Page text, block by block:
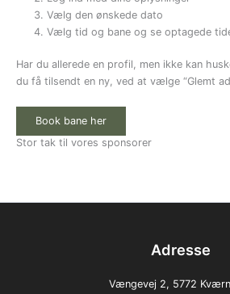
Vælg den ønskede dato
Vælg tid og bane og se optagede
Har du allerede en profil, men ikke kan
du få tilsendt en ny, ved at vælge “Glemt
Stor tak til vores sponsorer
Adresse
Vængevej 2, 5772